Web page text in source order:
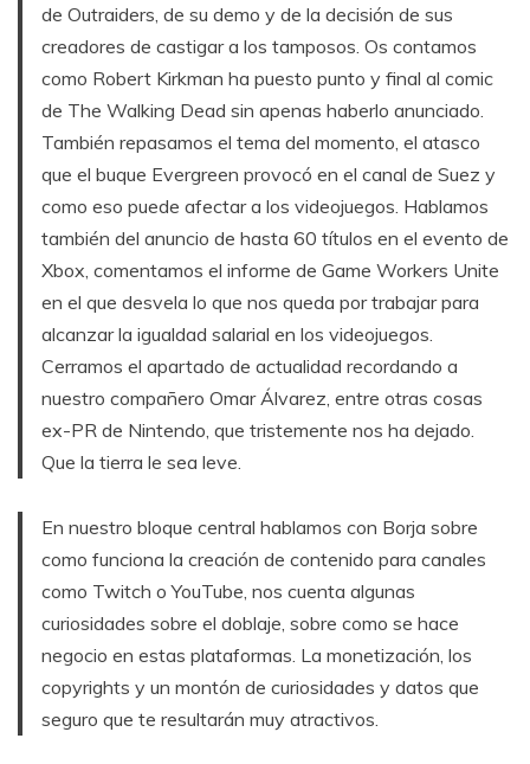
de Outraiders, de su demo y de la decisión de sus
creadores de castigar a los tamposos. Os contamos
como Robert Kirkman ha puesto punto y final al comic
de The Walking Dead sin apenas haberlo anunciado.
También repasamos el tema del momento, el atasco
que el buque Evergreen provocó en el canal de Suez y
como eso puede afectar a los videojuegos. Hablamos
también del anuncio de hasta 60 títulos en el evento de
Xbox, comentamos el informe de Game Workers Unite
en el que desvela lo que nos queda por trabajar para
alcanzar la igualdad salarial en los videojuegos.
Cerramos el apartado de actualidad recordando a
nuestro compañero Omar Álvarez, entre otras cosas
ex-PR de Nintendo, que tristemente nos ha dejado.
Que la tierra le sea leve.
En nuestro bloque central hablamos con Borja sobre
como funciona la creación de contenido para canales
como Twitch o YouTube, nos cuenta algunas
curiosidades sobre el doblaje, sobre como se hace
negocio en estas plataformas. La monetización, los
copyrights y un montón de curiosidades y datos que
seguro que te resultarán muy atractivos.